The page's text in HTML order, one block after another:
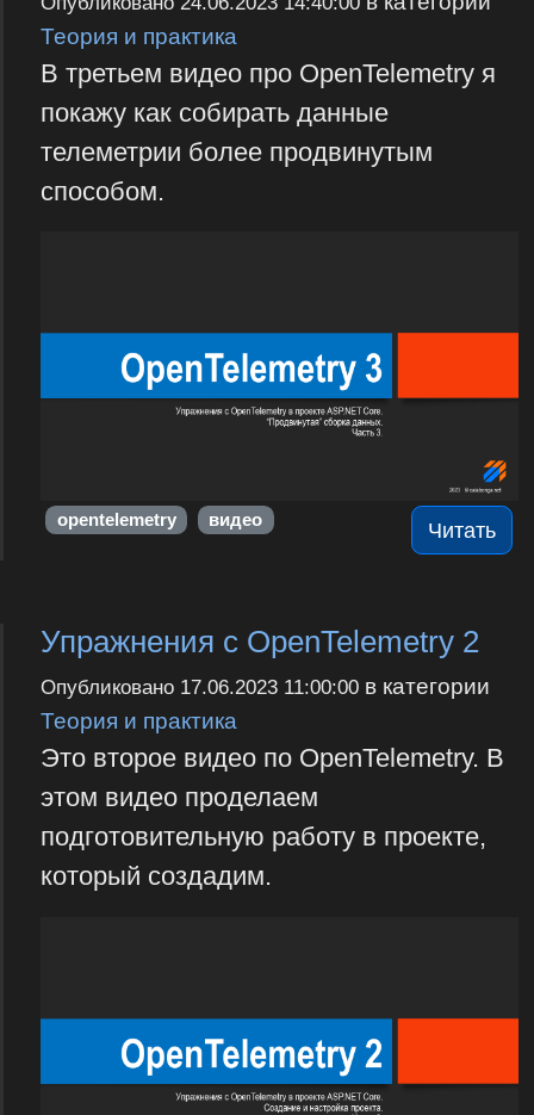
Теория и практика
В третьем видео про OpenTelemetry я
покажу как собирать данные
телеметрии более продвинутым
способом.
Читать
opentelemetry видео
Упражнения с OpenTelemetry 2
Опубликовано 17.06.2023 11:00:00в категории
Теория и практика
Это второе видео по OpenTelemetry. В
этом видео проделаем
подготовительную работу в проекте,
который создадим.